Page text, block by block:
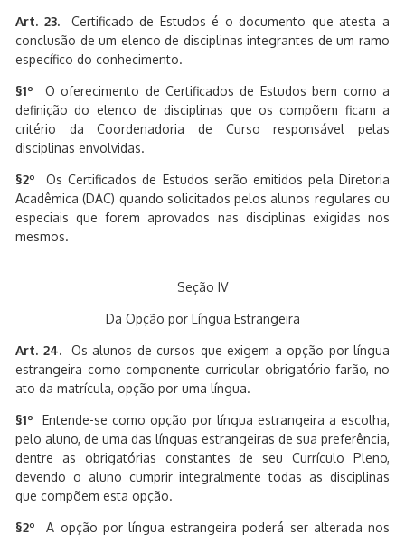
Art. 23. Certificado de Estudos é o documento que atesta a
conclusão de um elenco de disciplinas integrantes de um ramo
específico do conhecimento.
§1º O oferecimento de Certificados de Estudos bem como a
definição do elenco de disciplinas que os compõem ficam a
critério da Coordenadoria de Curso responsável pelas
disciplinas envolvidas.
§2ºOs Certificados de Estudos serão emitidos pela Diretoria
Acadêmica (DAC) quando solicitados pelos alunos regulares ou
especiais que forem aprovados nas disciplinas exigidas nos
mesmos.
Seção IV
Da Opção por Língua Estrangeira
Art. 24. Os alunos de cursos que exigem a opção por língua
estrangeira como componente curricular obrigatório farão, no
ato da matrícula, opção por uma língua.
§1ºEntende-se como opção por língua estrangeira a escolha,
pelo aluno, de uma das línguas estrangeiras de sua preferência,
dentre as obrigatórias constantes de seu Currículo Pleno,
devendo o aluno cumprir integralmente todas as disciplinas
que compõem esta opção.
§2ºA opção por língua estrangeira poderá ser alterada nos